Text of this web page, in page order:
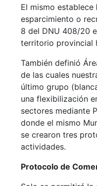
El mismo establece
esparcimiento o
8 del DNU 408/20
territorio provincial
También definió
de las cuales
último grupo
una flexibilización
sectores mediante
donde el mismo
se crearon tres
actividades.
Protocolo de